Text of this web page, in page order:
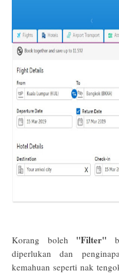
Korang boleh "Filter"
diperlukan dan
kemahuan seperti nak